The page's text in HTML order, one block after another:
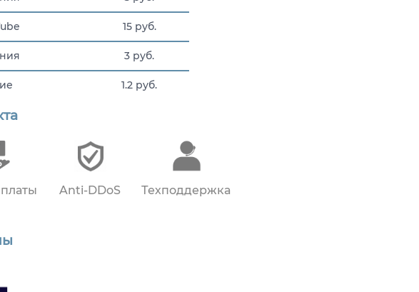
15 руб.
3 руб.
1.2 руб.
Anti-DDoS Техподдержка